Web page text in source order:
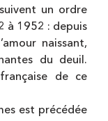
un ordre
à 1952 : depuis
naissant,
du deuil.
de ce
est précédée